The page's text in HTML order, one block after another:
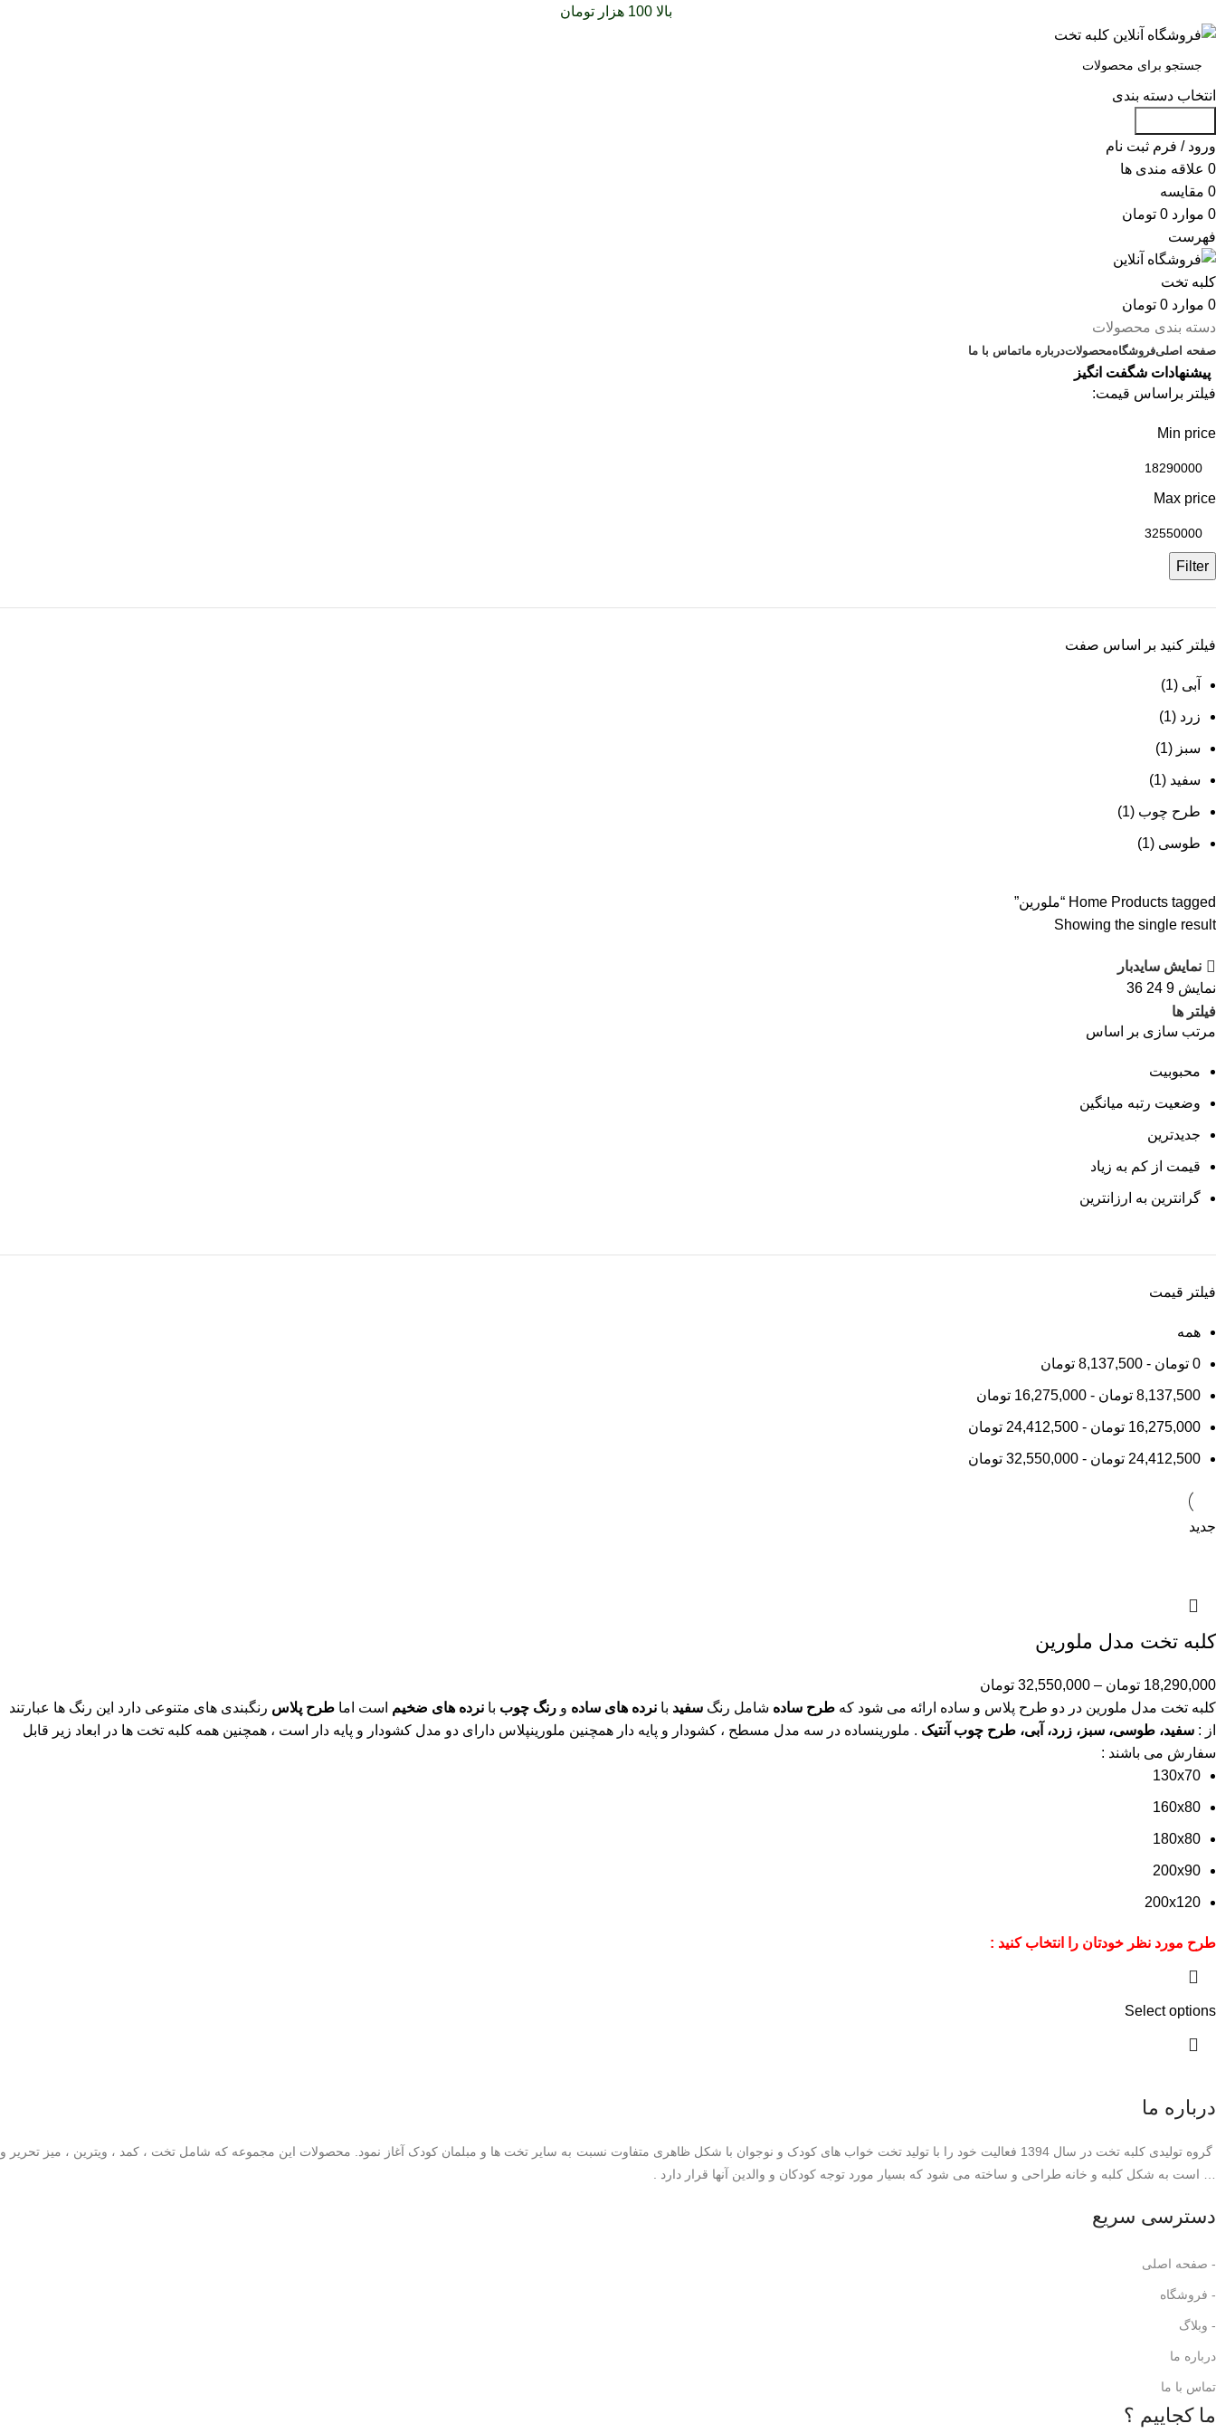
بالا 100 هزار تومان
انتخاب دسته بندی
ورود / فرم ثبت نام
0 علاقه مندی ها
0 مقایسه
0 موارد 0 تومان
فهرست
0 موارد 0 تومان
دسته بندی محصولات
صفحه اصلیفروشگاهمحصولاتدرباره ماتماس با ما
پیشنهادات شگفت انگیز
فیلتر براساس قیمت:
Min price
Max price
Filter
فیلتر کنید بر اساس صفت
آبی (1)
زرد (1)
سبز (1)
سفید (1)
طرح چوب (1)
طوسی (1)
Home Products tagged “ملورین”
Showing the single result
نمایش سایدبار
نمایش 9
24
36
فیلتر ها
مرتب سازی بر اساس
محبوبیت
وضعیت رتبه میانگین
جدیدترین
قیمت از کم به زیاد
گرانترین به ارزانترین
فیلتر قیمت
همه
0 تومان -
8,137,500 تومان
8,137,500 تومان -
16,275,000 تومان
16,275,000 تومان -
24,412,500 تومان
24,412,500 تومان -
32,550,000 تومان
جدید
کلبه تخت مدل ملورین
18,290,000 تومان –
32,550,000 تومان
کلبه تخت مدل ملورین در دو طرح پلاس و ساده ارائه می شود که طرح ساده شامل رنگ سفید با نرده های ساده و رنگ چوب با نرده های ضخیم است اما طرح پلاس رنگبندی های متنوعی دارد این رنگ ها عبارتند
از : سفید، طوسی، سبز، زرد، آبی، طرح چوب آنتیک . ملورینساده در سه مدل مسطح ، کشودار و پایه دار همچنین ملورینپلاس دارای دو مدل کشودار و پایه دار است ، همچنین همه کلبه تخت ها در ابعاد زیر قابل
سفارش می باشند :
130x70
160x80
180x80
200x90
200x120
طرح مورد نظر خودتان را انتخاب کنید :
Select options
درباره ما
گروه تولیدی کلبه تخت در سال 1394 فعالیت خود را با تولید تخت خواب های کودک و نوجوان با شکل ظاهری متفاوت نسبت به سایر تخت ها و مبلمان کودک آغاز نمود. محصولات این مجموعه که شامل تخت ، کمد ، ویترین ، میز تحریر و
… است به شکل کلبه و خانه طراحی و ساخته می شود که بسیار مورد توجه کودکان و والدین آنها قرار دارد .
دسترسی سریع
- صفحه اصلی
- فروشگاه
- وبلاگ
درباره ما
تماس با ما
ما کجاییم ؟